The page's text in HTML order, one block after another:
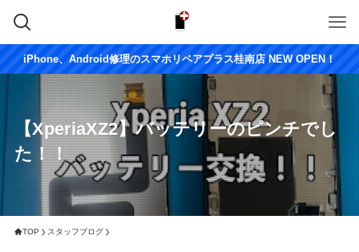
iPhone、Android修理のスマホリペアプラス桂南店 NEW OPEN！
【XperiaXZ2】バッテリーのピンチでし
た！！
TOP スタッフブログ